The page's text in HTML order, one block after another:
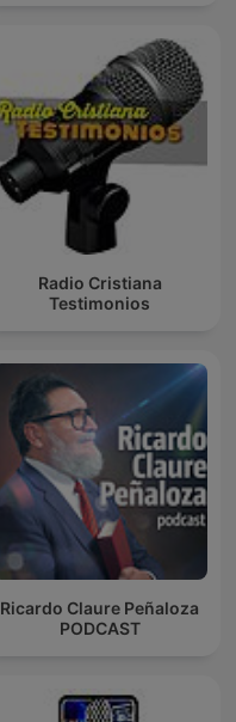
Radio Cristiana
Testimonios
Ricardo Claure Peñaloza
PODCAST